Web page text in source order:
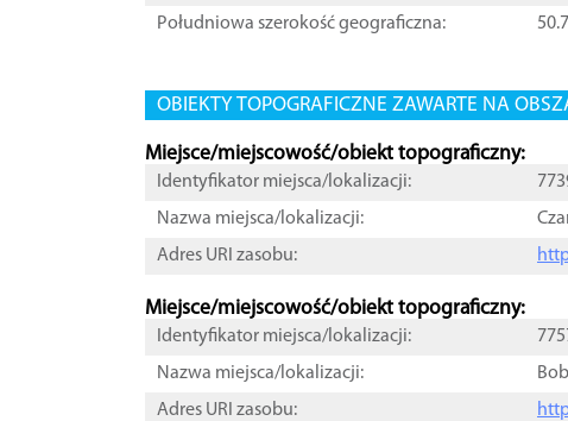
Południowa szerokość geograficzna:
OBIEKTY TOPOGRAFICZNE ZAWARTE NA
Miejsce/miejscowość/obiekt topograficzny:
Identyfikator miejsca/lokalizacji:
Nazwa miejsca/lokalizacji:
Adres URI zasobu:
Miejsce/miejscowość/obiekt topograficzny:
Identyfikator miejsca/lokalizacji:
Nazwa miejsca/lokalizacji:
Adres URI zasobu: